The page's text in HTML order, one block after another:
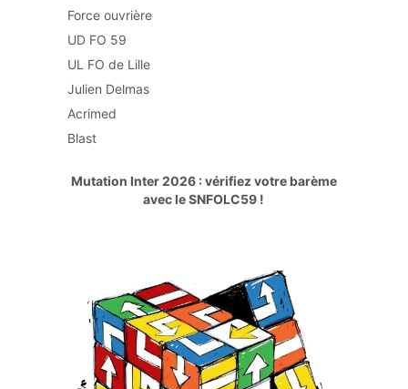
Force ouvrière
UD FO 59
UL FO de Lille
Julien Delmas
Acrimed
Blast
Mutation Inter 2026 : vérifiez votre barème
avec le SNFOLC59 !